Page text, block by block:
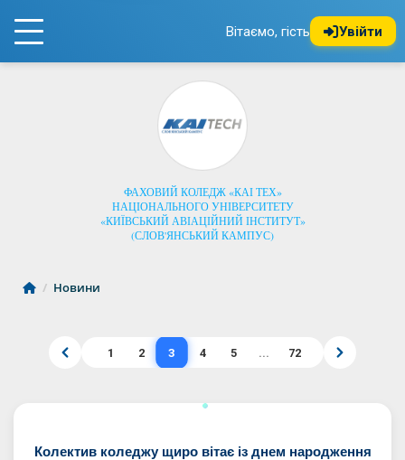
Вітаємо, гість Увійти
ФАХОВИЙ КОЛЕДЖ «КАІ ТЕХ»
НАЦІОНАЛЬНОГО УНІВЕРСИТЕТУ
«КИЇВСЬКИЙ АВІАЦІЙНИЙ ІНСТИТУТ»
(СЛОВ'ЯНСЬКИЙ КАМПУС)
/ Новини
1 2 3 4 5 ... 72
Колектив коледжу щиро вітає із днем народження